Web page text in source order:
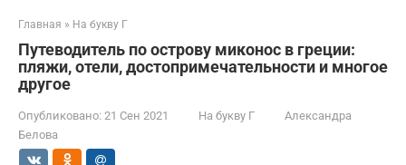
Главная » На букву Г
Путеводитель по острову миконос в греции:
пляжи, отели, достопримечательности и многое
другое
Опубликовано: 21 Сен 2021 На букву Г
Александра
Белова